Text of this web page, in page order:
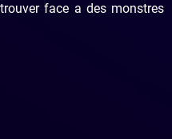
face a des monstres